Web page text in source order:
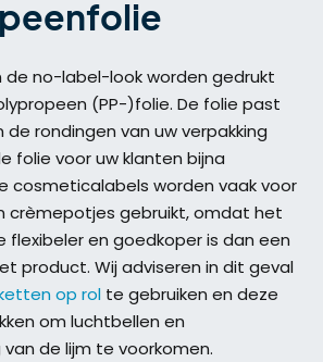
de no-label-look worden gedrukt
(PP-)folie. De folie past
de rondingen van uw verpakking
folie voor uw klanten bijna
cosmeticalabels worden vaak voor
crèmepotjes gebruikt, omdat het
flexibeler en goedkoper is dan een
product. Wij adviseren in dit geval
op rol te gebruiken en deze
om luchtbellen en
de lijm te voorkomen.